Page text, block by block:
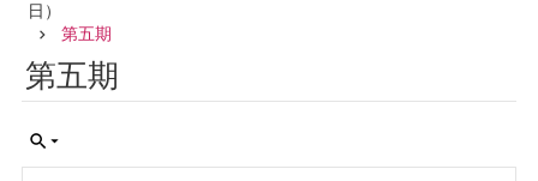
日）
第五期
第五期